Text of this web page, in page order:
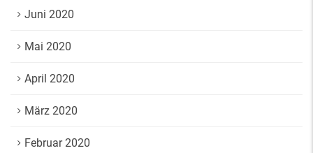
Juni 2020
Mai 2020
April 2020
März 2020
Februar 2020